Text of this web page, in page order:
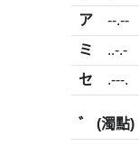
ア
--.--
ミ
..-.-
セ
.---.
゛ (濁點)